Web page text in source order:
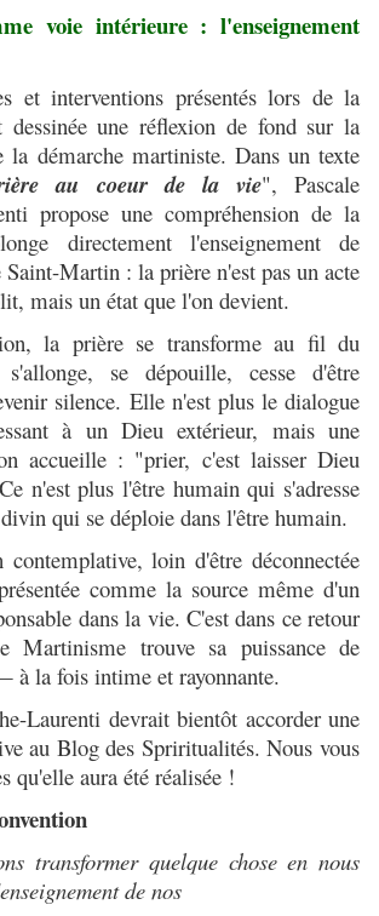
voie intérieure : l'enseignement
et interventions présentés lors de la
dessinée une réflexion de fond sur la
la démarche martiniste. Dans un texte
au coeur de la vie", Pascale
propose une compréhension de la
directement l'enseignement de
Martin : la prière n'est pas un acte
mais un état que l'on devient.
la prière se transforme au fil du
se dépouille, cesse d'être
silence. Elle n'est plus le dialogue
à un Dieu extérieur, mais une
accueille : "prier, c'est laisser Dieu
n'est plus l'être humain qui s'adresse
qui se déploie dans l'être humain.
contemplative, loin d'être déconnectée
comme la source même d'un
dans la vie. C'est dans ce retour
trouve sa puissance de
à la fois intime et rayonnante.
Laurenti devrait bientôt accorder une
au Blog des Spriritualités. Nous vous
qu'elle aura été réalisée !
transformer quelque chose en nous
de nos